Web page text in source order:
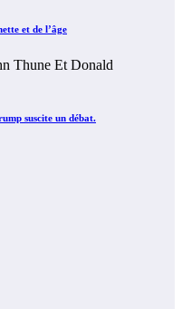
et de l’âge
suscite un débat.